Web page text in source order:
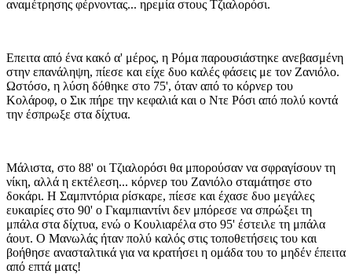
αναμέτρησης φέρνοντας... ηρεμία στους Τζιαλορόσι.
Επειτα από ένα κακό α' μέρος, η Ρόμα παρουσιάστηκε ανεβασμένη
στην επανάληψη, πίεσε και είχε δυο καλές φάσεις με τον Ζανιόλο.
Ωστόσο, η λύση δόθηκε στο 75', όταν από το κόρνερ του
Κολάροφ, ο Σικ πήρε την κεφαλιά και ο Ντε Ρόσι από πολύ κοντά
την έσπρωξε στα δίχτυα.
Μάλιστα, στο 88' οι Τζιαλορόσι θα μπορούσαν να σφραγίσουν τη
νίκη, αλλά η εκτέλεση... κόρνερ του Ζανιόλο σταμάτησε στο
δοκάρι. Η Σαμπντόρια ρίσκαρε, πίεσε και έχασε δυο μεγάλες
ευκαιρίες στο 90' ο Γκαμπιαντίνι δεν μπόρεσε να σπρώξει τη
μπάλα στα δίχτυα, ενώ ο Κουλιαρέλα στο 95' έστειλε τη μπάλα
άουτ. Ο Μανωλάς ήταν πολύ καλός στις τοποθετήσεις του και
βοήθησε ανασταλτικά για να κρατήσει η ομάδα του το μηδέν έπειτα
από επτά ματς!